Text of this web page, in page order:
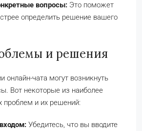
вопросы: Это поможет
определить решение вашего
и решения
онлайн-чата могут возникнуть
Вот некоторые из наиболее
проблем и их решений:
Убедитесь, что вы вводите